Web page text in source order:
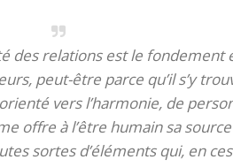
des relations est le fondement
peut-être parce qu’il s’y
vers l’harmonie, de
offre à l’être humain sa
sortes d’éléments qui, en